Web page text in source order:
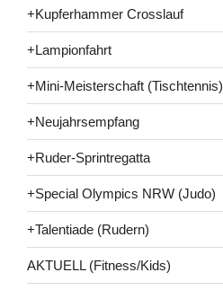
+Kupferhammer Crosslauf
+Lampionfahrt
+Mini-Meisterschaft (Tischtennis)
+Neujahrsempfang
+Ruder-Sprintregatta
+Special Olympics NRW (Judo)
+Talentiade (Rudern)
AKTUELL (Fitness/Kids)